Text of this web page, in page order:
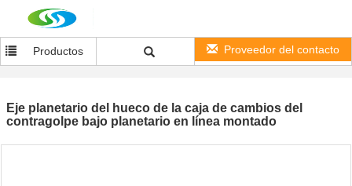
Productos Proveedor del contacto
Eje planetario del hueco de la caja de cambios del
contragolpe bajo planetario en línea montado